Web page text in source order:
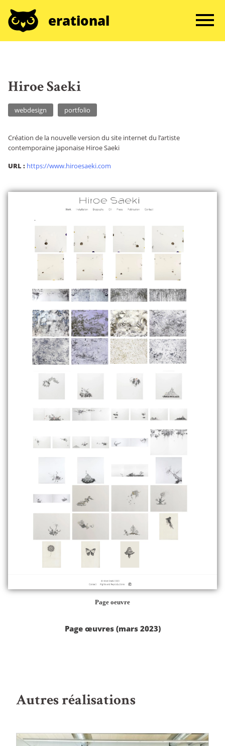
erational
Hiroe Saeki
webdesign portfolio
Création de la nouvelle version du site internet du l’artiste
contemporaine japonaise Hiroe Saeki
URL : https://www.hiroesaeki.com
Page oeuvre
Page œuvres (mars 2023)
Autres réalisations